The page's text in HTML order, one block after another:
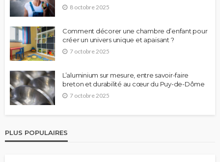
8 octobre 2025
Comment décorer une chambre d’enfant pour
créer un univers unique et apaisant ?
7 octobre 2025
L’aluminium sur mesure, entre savoir-faire
breton et durabilité au cœur du Puy-de-Dôme
7 octobre 2025
PLUS POPULAIRES